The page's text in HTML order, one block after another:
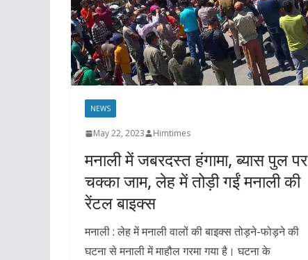
NEWS
May 22, 2023 Himtimes
मनाली में जबरदस्त हंगामा, ब्यास पुल पर
चक्का जाम, लेह में तोड़ी गईं मनाली की
रेंटल बाइक्स
मनाली : लेह में मनाली वालों की बाइक्स तोड़ने-फोड़ने की
घटना से मनाली में माहौल गरमा गया है। घटना के